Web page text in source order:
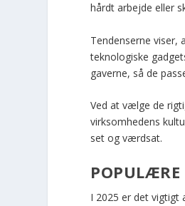
hårdt arbejde eller
Tendenserne
teknologiske
gaverne, så de
Ved at vælge de
virksomhedens
set og værdsat.
POPULÆRE
I 2025 er det